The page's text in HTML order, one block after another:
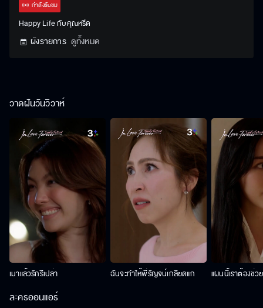
กำลังรับชม
Happy Life กับคุณหรีด
ผังรายการ ดูทั้งหมด
วาดฝันวันวิวาห์
เมาแล้วรักรึเปล่า ฉันจะทำให้พี่รัญจน์เกลียดแก แผนนี้เราต้องช่ว
ละครออนแอร์